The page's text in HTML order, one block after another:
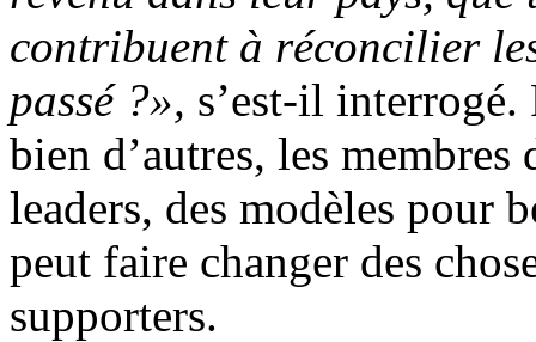
contribuent à réconcilier
passé ?», s’est-il
bien d’autres, les
leaders, des modèles pour
peut faire changer des
supporters.